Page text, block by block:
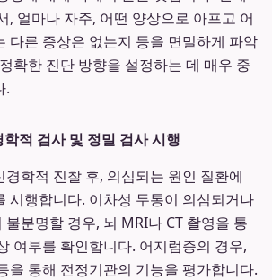
, 얼마나 자주, 어떤 양상으로 아프고 어
다른 증상은 없는지 등을 면밀하게 파악
확한 진단 방향을 설정하는 데 매우 중
.
적 검사 및 정밀 검사 시행
학적 진찰 후, 의심되는 원인 질환에
시행합니다. 이차성 두통이 의심되거나
분명할 경우, 뇌 MRI나 CT 촬영을 통
여부를 확인합니다. 어지럼증의 경우,
을 통해 전정기관의 기능을 평가합니다.